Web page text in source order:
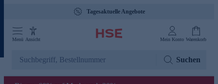
Tagesaktuelle Angebote
Menü Ansicht Mein Konto Warenkorb
Suchen